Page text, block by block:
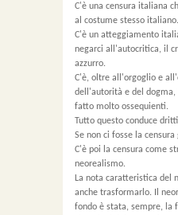
C'è una censura italiana
al costume stesso italiano.
C'è un atteggiamento
negarci all'autocritica, il
azzurro.
C'è, oltre all'orgoglio e
dell'autorità e del dogma,
fatto molto ossequienti.
Tutto questo conduce
Se non ci fosse la
C'è poi la censura come
neorealismo.
La nota caratteristica del
anche trasformarlo. Il
fondo è stata, sempre, la